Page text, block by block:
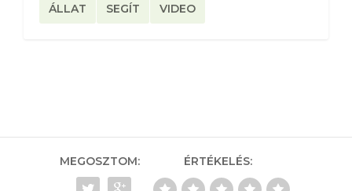
ÁLLAT SEGÍT VIDEO
MEGOSZTOM: ÉRTÉKELÉS: